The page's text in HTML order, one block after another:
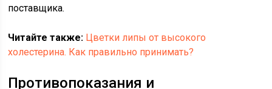
поставщика.
Читайте также: Цветки липы от высокого
холестерина. Как правильно принимать?
Противопоказания и